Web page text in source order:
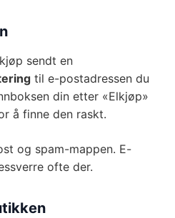
sendt en
til e-postadressen du
din etter «Elkjøp»
å finne den raskt.
og spam-mappen. E-
ofte der.